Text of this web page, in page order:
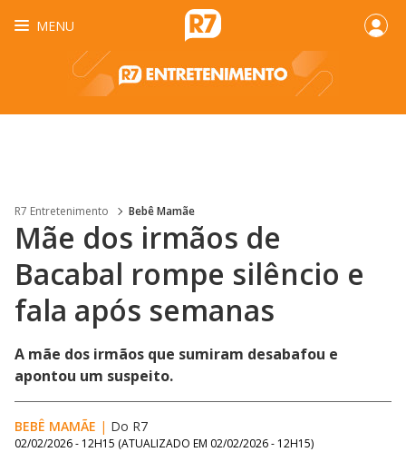
MENU
R7 Entretenimento Bebê Mamãe
Mãe dos irmãos de
Bacabal rompe silêncio e
fala após semanas
A mãe dos irmãos que sumiram desabafou e
apontou um suspeito.
BEBÊ MAMÃE | Do R7
02/02/2026 - 12H15 (ATUALIZADO EM 02/02/2026 - 12H15)